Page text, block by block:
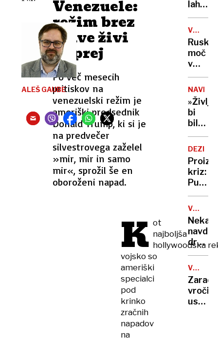
Venezuele:
režim brez
glave živi
naprej
Po več mesecih
pritiskov na
venezuelski režim je
ameriški predsednik
Donald Trump, ki si je
na predvečer
silvestrovega zaželel
»mir, mir in samo
mir«, sprožil še en
oboroženi napad.
ALEŠ GAUBE
K ot
najboljša
hollywoodska
vojsko so
ameriški
specialci
pod
krinko
zračnih
napadov
na
selfije
vode
v
kočah
lahko
že v
VOJNA
V
Ruska
moč
v
Tihem
vajo
in
rakete
bi
bilo
97-
letnica
z
podrla
lastni
rekord
kriz:
Putin
je
našel
novo
orožje
za
V
ZDA
drugi
nove
viruse
VAL
Zaradi